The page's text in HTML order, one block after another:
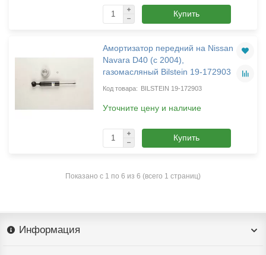
Купить
Амортизатор передний на Nissan
Navara D40 (с 2004),
газомасляный Bilstein 19-172903
BILSTEIN 19-172903
Уточните цену и наличие
Купить
Показано с 1 по 6 из 6 (всего 1 страниц)
Информация